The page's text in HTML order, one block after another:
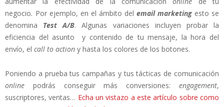
negocio. Por ejemplo, en el ámbito del email marketing esto se
denomina Test A/B. Algunas variaciones incluyen probar la
eficiencia del asunto y contenido de tu mensaje, la hora del
envío, el call to action y hasta los colores de los botones.
Poniendo a prueba tus campañas y tus tácticas de comunicación
online podrás conseguir más conversiones: engagement,
suscriptores, ventas… Echa un vistazo a este artículo sobre como